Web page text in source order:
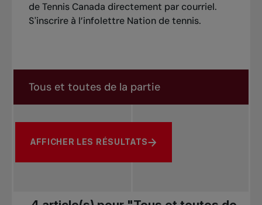
de Tennis Canada directement par courriel.
S'inscrire à l’infolettre Nation de tennis.
Rechercher par sujet, joueur ou autre
AFFICHER LES RÉSULTATS